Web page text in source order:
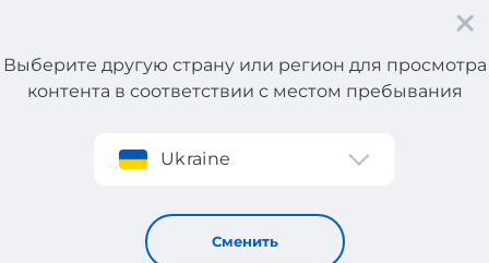
Регистрация
Выберите другую страну или регион для просмотра
контента в соответствии с местом пребывания
Ukraine
Сменить
Какой подарок преподнести жене: топ практичных и
креативных идей